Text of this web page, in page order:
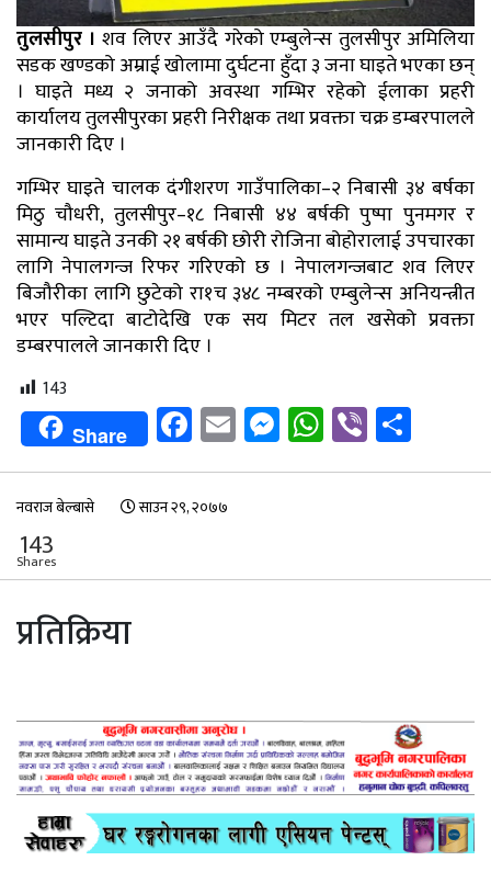
तुलसीपुर । शव लिएर आउँदै गरेको एम्बुलेन्स तुलसीपुर अमिलिया
सडक खण्डको अम्राई खोलामा दुर्घटना हुँदा ३ जना घाइते भएका छन्
। घाइते मध्य २ जनाको अवस्था गम्भिर रहेको ईलाका प्रहरी
कार्यालय तुलसीपुरका प्रहरी निरीक्षक तथा प्रवक्ता चक्र डम्बरपालले
जानकारी दिए ।
गम्भिर घाइते चालक दंगीशरण गाउँपालिका–२ निबासी ३४ बर्षका
मिठु चौधरी, तुलसीपुर–१८ निबासी ४४ बर्षकी पुष्पा पुनमगर र
सामान्य घाइते उनकी २१ बर्षकी छोरी रोजिना बोहोरालाई उपचारका
लागि नेपालगन्ज रिफर गरिएको छ । नेपालगन्जबाट शव लिएर
बिजौरीका लागि छुटेको रा१च ३४८ नम्बरको एम्बुलेन्स अनियन्त्रीत
भएर पल्टिदा बाटोदेखि एक सय मिटर तल खसेको प्रवक्ता
डम्बरपालले जानकारी दिए ।
143
Share Facebook
EmailMessenger
WhatsApp
Viber
नवराज बेल्बासे साउन २९, २०७७
143
Shares
प्रतिक्रिया